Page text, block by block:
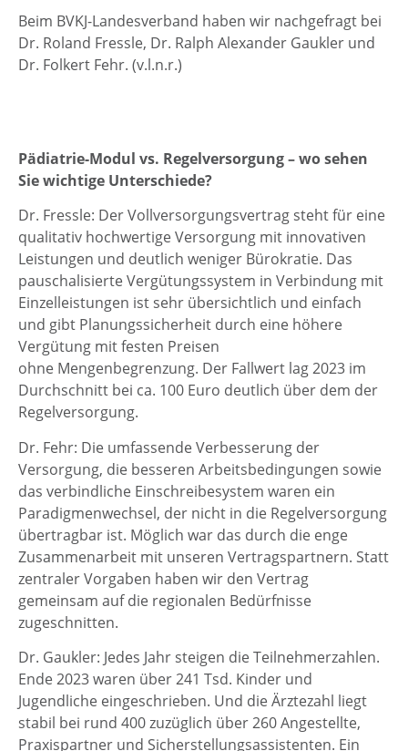
Beim BVKJ-Landesverband haben wir nachgefragt bei
Dr. Roland Fressle, Dr. Ralph Alexander Gaukler und
Dr. Folkert Fehr. (v.l.n.r.)
Pädiatrie-Modul vs. Regelversorgung – wo sehen
Sie wichtige Unterschiede?
Dr. Fressle: Der Vollversorgungsvertrag steht für eine
qualitativ hochwertige Versorgung mit innovativen
Leistungen und deutlich weniger Bürokratie. Das
pauschalisierte Vergütungssystem in Verbindung mit
Einzelleistungen ist sehr übersichtlich und einfach
und gibt Planungssicherheit durch eine höhere
Vergütung mit festen Preisen
ohne Mengenbegrenzung. Der Fallwert lag 2023 im
Durchschnitt bei ca. 100 Euro deutlich über dem der
Regelversorgung.
Dr. Fehr: Die umfassende Verbesserung der
Versorgung, die besseren Arbeitsbedingungen sowie
das verbindliche Einschreibesystem waren ein
Paradigmenwechsel, der nicht in die Regelversorgung
übertragbar ist. Möglich war das durch die enge
Zusammenarbeit mit unseren Vertragspartnern. Statt
zentraler Vorgaben haben wir den Vertrag
gemeinsam auf die regionalen Bedürfnisse
zugeschnitten.
Dr. Gaukler: Jedes Jahr steigen die Teilnehmerzahlen.
Ende 2023 waren über 241 Tsd. Kinder und
Jugendliche eingeschrieben. Und die Ärztezahl liegt
stabil bei rund 400 zuzüglich über 260 Angestellte,
Praxispartner und Sicherstellungsassistenten. Ein